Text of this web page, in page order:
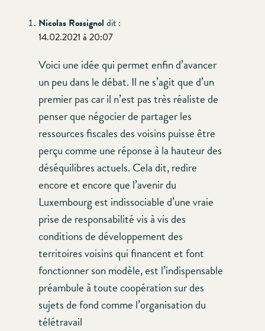
Nicolas Rossignol dit :
14.02.2021 à 20:07
Voici une idée qui permet enfin d’avancer
un peu dans le débat. Il ne s’agit que d’un
premier pas car il n’est pas très réaliste de
penser que négocier de partager les
ressources fiscales des voisins puisse être
perçu comme une réponse à la hauteur des
déséquilibres actuels. Cela dit, redire
encore et encore que l’avenir du
Luxembourg est indissociable d’une vraie
prise de responsabilité vis à vis des
conditions de développement des
territoires voisins qui financent et font
fonctionner son modèle, est l’indispensable
préambule à toute coopération sur des
sujets de fond comme l’organisation du
télétravail